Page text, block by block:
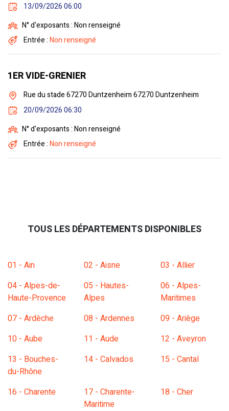
13/09/2026 06:00
N° d'exposants : Non renseigné
Entrée :Non renseigné
1ER VIDE-GRENIER
Rue du stade 67270 Duntzenheim 67270 Duntzenheim
20/09/2026 06:30
N° d'exposants : Non renseigné
Entrée :Non renseigné
TOUS LES DÉPARTEMENTS DISPONIBLES
01 - Ain 02 - Aisne
03 - Allier
04 - Alpes-de-
Haute-Provence
05 - Hautes-
Alpes
06 - Alpes-
Maritimes
07 - Ardèche
08 - Ardennes
09 - Ariège
10 - Aube
11 - Aude
12 - Aveyron
13 - Bouches-
du-Rhône
14 - Calvados 15 - Cantal
16 - Charente
17 - Charente-
Maritime
18 - Cher